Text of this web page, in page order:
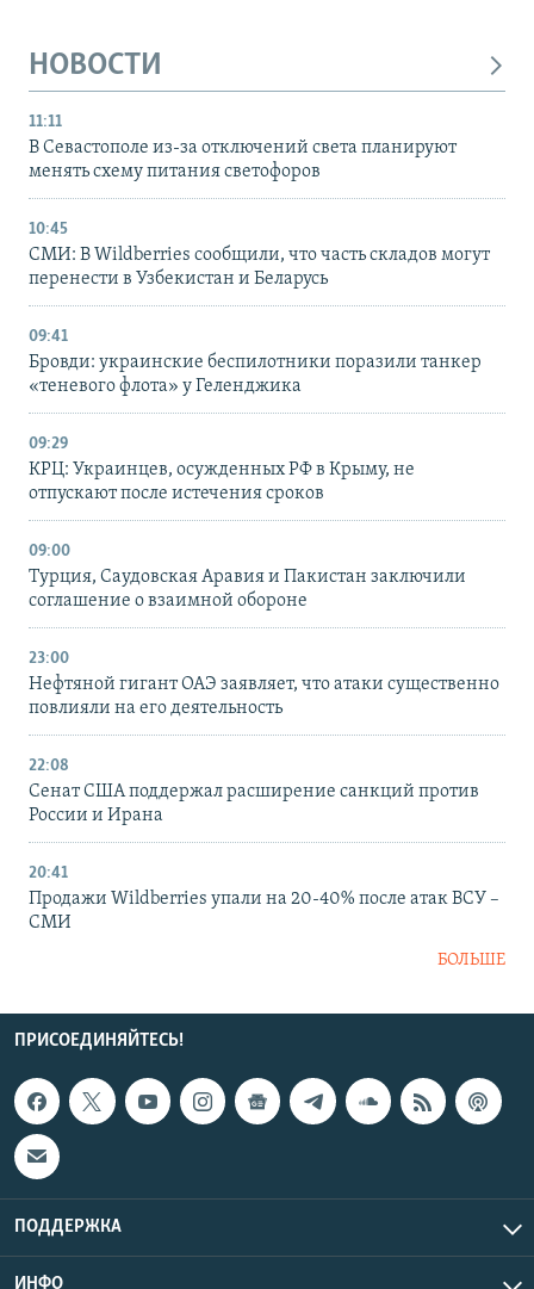
НОВОСТИ
11:11
В Севастополе из-за отключений света планируют
менять схему питания светофоров
10:45
СМИ: В Wildberries сообщили, что часть складов могут
перенести в Узбекистан и Беларусь
09:41
Бровди: украинские беспилотники поразили танкер
«теневого флота» у Геленджика
09:29
КРЦ: Украинцев, осужденных РФ в Крыму, не
отпускают после истечения сроков
09:00
Турция, Саудовская Аравия и Пакистан заключили
соглашение о взаимной обороне
23:00
Нефтяной гигант ОАЭ заявляет, что атаки существенно
повлияли на его деятельность
22:08
Сенат США поддержал расширение санкций против
России и Ирана
20:41
Продажи Wildberries упали на 20-40% после атак ВСУ –
СМИ
БОЛЬШЕ
ПРИСОЕДИНЯЙТЕСЬ!
ПОДДЕРЖКА
ИНФО